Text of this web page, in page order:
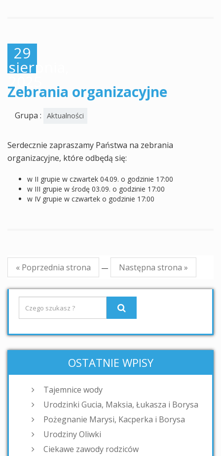
29
sierpnia,
2025
Zebrania organizacyjne
Grupa : Aktualności
Serdecznie zapraszamy Państwa na zebrania
organizacyjne, które odbędą się:
w II grupie w czwartek 04.09. o godzinie 17:00
w III grupie w środę 03.09. o godzinie 17:00
w IV grupie w czwartek o godzinie 17:00
« Poprzednia strona — Następna strona »
OSTATNIE WPISY
Tajemnice wody
Urodzinki Gucia, Maksia, Łukasza i Borysa
Pożegnanie Marysi, Kacperka i Borysa
Urodziny Oliwki
Ciekawe zawody rodziców